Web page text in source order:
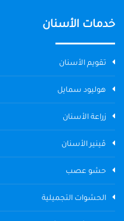
خدمات الأسنان
تقويم الأسنان
هوليود سمايل
زراعة الأسنان
ڤينير الأسنان
حشو عصب
الحشوات التجميلية